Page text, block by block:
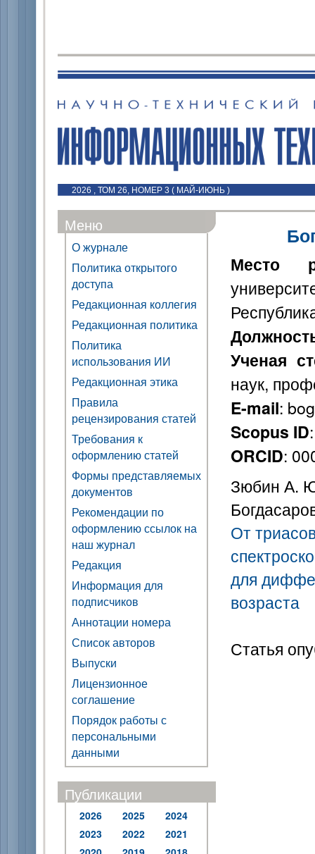
2026 , ТОМ 26, НОМЕР 3 ( МАЙ-ИЮНЬ )
Меню
О журнале
Политика открытого
доступа
Редакционная коллегия
Редакционная политика
Политика
использования ИИ
Редакционная этика
Правила
рецензирования статей
Требования к
оформлению статей
Формы представляемых
документов
Рекомендации по
оформлению ссылок на
наш журнал
Редакция
Информация для
подписчиков
Аннотации номера
Список авторов
Выпуски
Лицензионное
соглашение
Порядок работы с
персональными
данными
Публикации
2026 2025
2024
2023
2022
2021
Место
Ученая
наук,
E-mail:
Scopus ID
ORCID:
Зюбин А.
От
для
возраста
Статья